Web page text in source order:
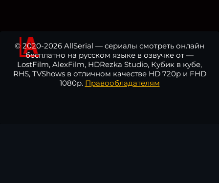
© 2020-2026 AllSerial — сериалы смотреть онлайн
бесплатно на русском языке в озвучке от —
LostFilm, AlexFilm, HDRezka Studio, Кубик в кубе,
RHS, TVShows в отличном качестве HD 720p и FHD
1080p. Правообладателям